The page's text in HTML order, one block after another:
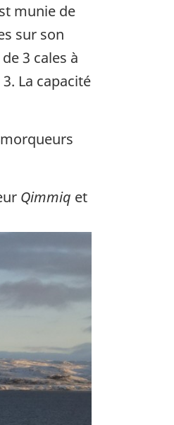
munie de
sur son
3 cales à
3. La capacité
Qimmiq et